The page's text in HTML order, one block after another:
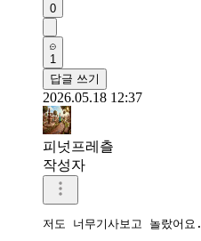
0
1
답글 쓰기
2026.05.18 12:37
피넛프레츨
작성자
저도 너무기사보고 놀랐어요.